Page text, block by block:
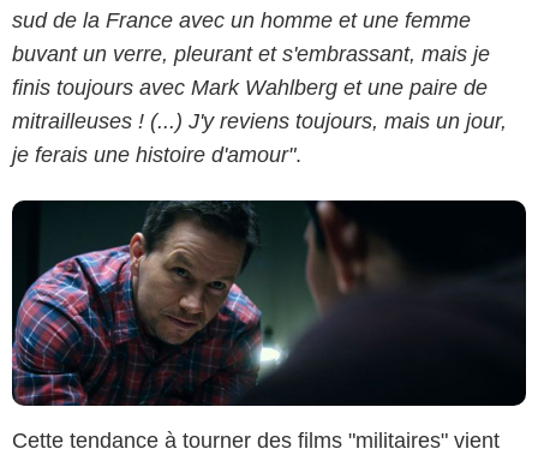
sud de la France avec un homme et une femme
buvant un verre, pleurant et s'embrassant, mais je
finis toujours avec Mark Wahlberg et une paire de
mitrailleuses ! (...) J'y reviens toujours, mais un jour,
je ferais une histoire d'amour".
Cette tendance à tourner des films "militaires" vient